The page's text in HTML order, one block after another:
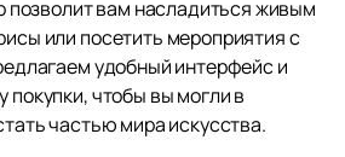
позволит вам насладиться живым
или посетить мероприятия с
удобный интерфейс и
покупки, чтобы вы могли в
частью мира искусства.